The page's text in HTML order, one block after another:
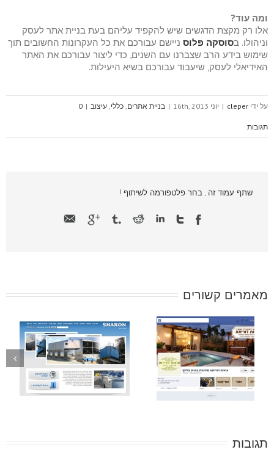
ומה עוד?
אלו רק מקצת הדגשים שיש להקפיד עליהם בעת בניית אתר לעסק
וניהולו. בסוסקה פלוסניישם עבורכם את כל העקרונות החשובים תוך
שימוש בידע הרב שצברנו עם השנים, כדי ליצור עבורכם את האתר
האידיאלי לעסק, שיעבוד עבורכם בשיא היעילות.
על ידי cleper
| יוני 16th, 2013 | בניית אתרים, כללי, עיצוב |
0
תגובות
שתף עמוד זה , בחר פלטפורמה לשיתוף !
מאמרים קשורים
תגובות